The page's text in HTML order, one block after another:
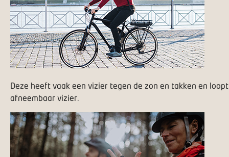
Deze heeft vaak een vizier tegen de zon en takken en
afneembaar vizier.